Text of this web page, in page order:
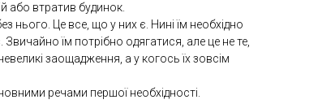
або втратив будинок.
нього. Це все, що у них є. Нині їм необхідно
їм потрібно одягатися, але це не те,
заощадження, а у когось їх зовсім
речами першої необхідності.